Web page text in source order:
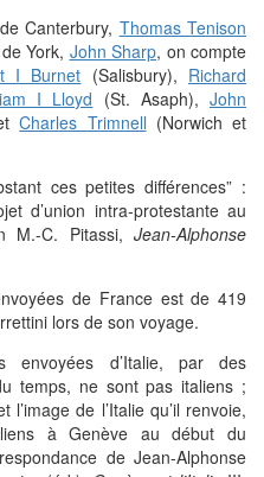
Canterbury, Thomas Tenison
York, John Sharp, on compte
I Burnet (Salisbury), Richard
I Lloyd (St. Asaph),John
Charles Trimnell (Norwich et
ces petites différences” :
d’union intra-protestante au
M.-C. Pitassi,Jean-Alphonse
de France est de 419
lors de son voyage.
d’Italie, par des
temps, ne sont pas italiens ;
de l’Italie qu’il renvoie,
à Genève au début du
de Jean-Alphonse